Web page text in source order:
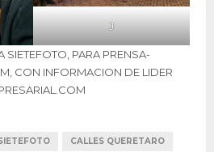
J
SIETEFOTO, PARA PRENSA-
CON INFORMACION DE LIDER
CALLES QUERETARO